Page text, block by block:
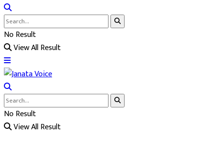
No Result
View All Result
No Result
View All Result